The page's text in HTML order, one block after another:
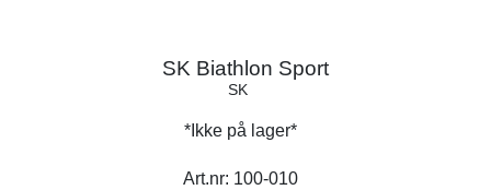
SK Biathlon Sport
SK
*Ikke på lager*
Art.nr: 100-010